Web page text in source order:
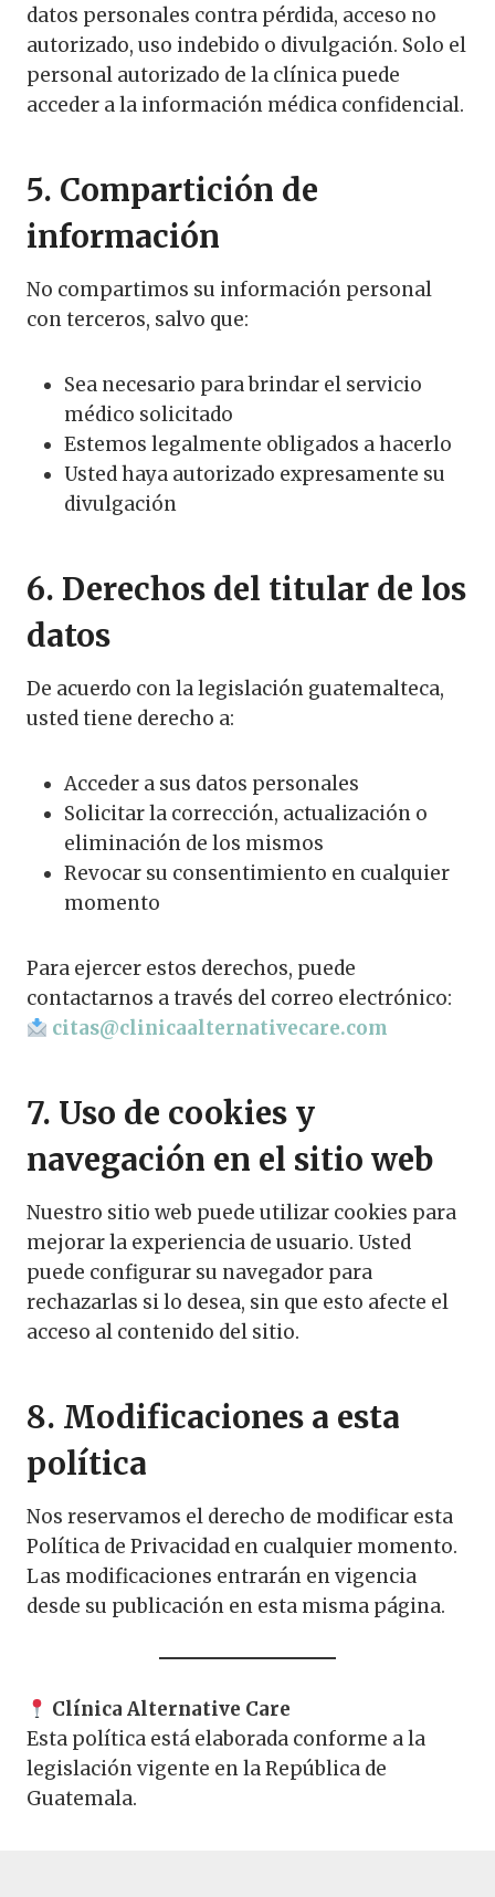
datos personales contra pérdida, acceso no
autorizado, uso indebido o divulgación. Solo el
personal autorizado de la clínica puede
acceder a la información médica confidencial.
5. Compartición de
información
No compartimos su información personal
con terceros, salvo que:
Sea necesario para brindar el servicio
médico solicitado
Estemos legalmente obligados a hacerlo
Usted haya autorizado expresamente su
divulgación
6. Derechos del titular de los
datos
De acuerdo con la legislación guatemalteca,
usted tiene derecho a:
Acceder a sus datos personales
Solicitar la corrección, actualización o
eliminación de los mismos
Revocar su consentimiento en cualquier
momento
Para ejercer estos derechos, puede
contactarnos a través del correo electrónico:
citas@clinicaalternativecare.com
7. Uso de cookies y
navegación en el sitio web
Nuestro sitio web puede utilizar cookies para
mejorar la experiencia de usuario. Usted
puede configurar su navegador para
rechazarlas si lo desea, sin que esto afecte el
acceso al contenido del sitio.
8. Modificaciones a esta
política
Nos reservamos el derecho de modificar esta
Política de Privacidad en cualquier momento.
Las modificaciones entrarán en vigencia
desde su publicación en esta misma página.
Clínica Alternative Care
Esta política está elaborada conforme a la
legislación vigente en la República de
Guatemala.